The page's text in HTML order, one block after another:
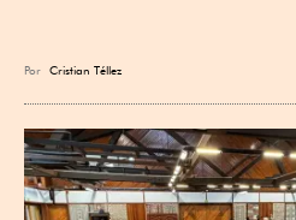
Por Cristian Téllez